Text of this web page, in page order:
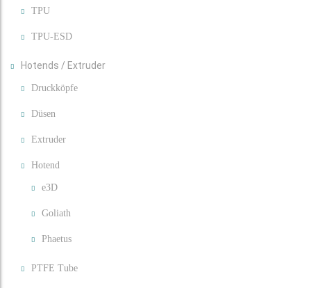
TPU
TPU-ESD
Hotends / Extruder
Druckköpfe
Düsen
Extruder
Hotend
e3D
Goliath
Phaetus
PTFE Tube